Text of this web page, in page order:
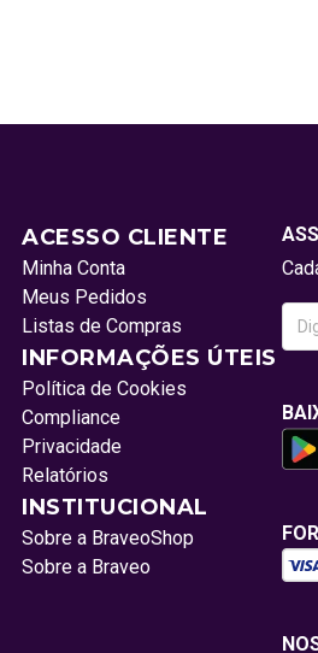
ACESSO CLIENTE
Minha Conta
Meus Pedidos
Listas de Compras
INFORMAÇÕES ÚTEIS
Política de Cookies
Compliance
Privacidade
Relatórios
INSTITUCIONAL
Sobre a BraveoShop
Sobre a Braveo